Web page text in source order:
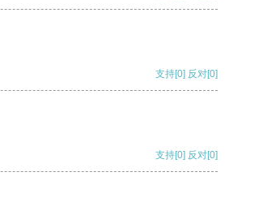
支持[0] 反对[0]
支持[0] 反对[0]